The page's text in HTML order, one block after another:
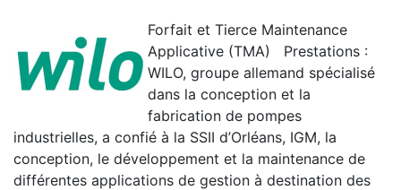
Forfait et Tierce Maintenance
Applicative (TMA) Prestations :
WILO, groupe allemand spécialisé
dans la conception et la
fabrication de pompes
industrielles, a confié à la SSII d’Orléans, IGM, la
conception, le développement et la maintenance de
différentes applications de gestion à destination des